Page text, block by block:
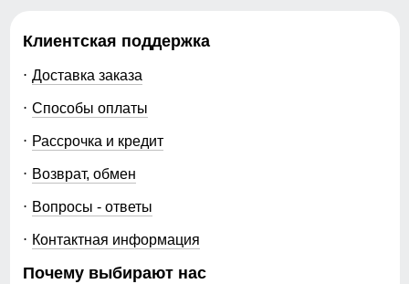
Клиентская поддержка
Доставка заказа
Способы оплаты
Рассрочка и кредит
Возврат, обмен
Вопросы - ответы
Контактная информация
Почему выбирают нас